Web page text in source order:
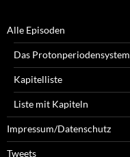
Alle Episoden
Das Protonperiodensystem
Kapitelliste
Liste mit Kapiteln
Impressum/Datenschutz
Tweets